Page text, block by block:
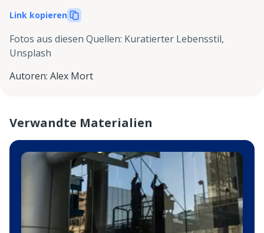
Link kopieren
Fotos aus diesen Quellen: Kuratierter Lebensstil,
Unsplash
Autoren: Alex Mort
Verwandte Materialien